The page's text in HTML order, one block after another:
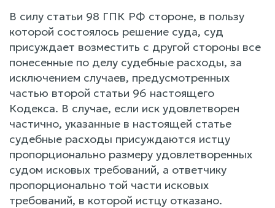
В силу статьи 98 ГПК РФ стороне, в пользу
которой состоялось решение суда, суд
присуждает возместить с другой стороны все
понесенные по делу судебные расходы, за
исключением случаев, предусмотренных
частью второй статьи 96 настоящего
Кодекса. В случае, если иск удовлетворен
частично, указанные в настоящей статье
судебные расходы присуждаются истцу
пропорционально размеру удовлетворенных
судом исковых требований, а ответчику
пропорционально той части исковых
требований, в которой истцу отказано.